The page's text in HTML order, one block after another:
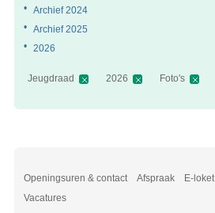
Openingsuren & contact Afspraak E-loket
Vacatures
Archief 2024
Archief 2025
2026
Jeugdraad 2026 Foto's